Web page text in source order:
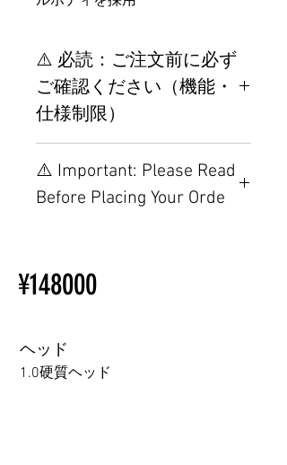
⚠️ 必読：ご注文前に必ず
ご確認ください（機能・
仕様制限）
置制限について
その他の配置はTPEに関連し
ラブドール購入前に知ってお
⚠️ Important: Please Read
Before Placing Your Orde
Ordering
Other configurations are related
following webpage.
Beginner’s Purchase Guide
¥148000
ヘッド
1.0硬質ヘッド